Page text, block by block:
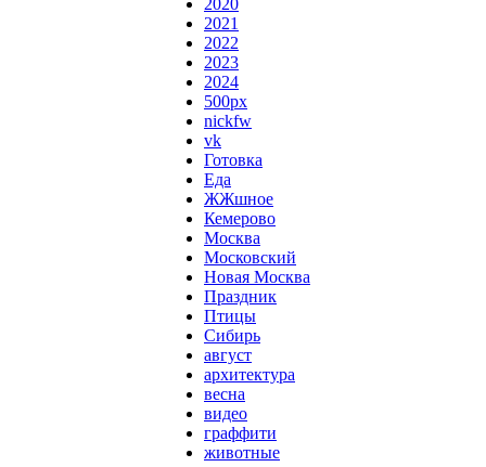
2021
2022
2023
2024
500px
nickfw
vk
Готовка
Еда
ЖЖшное
Кемерово
Москва
Московский
Новая Москва
Праздник
Птицы
Сибирь
август
архитектура
весна
видео
граффити
животные